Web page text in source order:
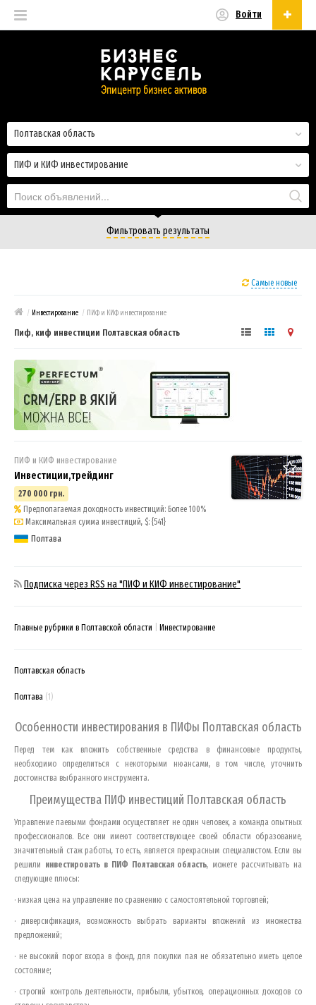
Войти
ПИФ и КИФ инвестирование
Полтавская область
Фильтровать результаты
Самые новые
/ Инвестирование / ПИФ и КИФ инвестирование
Пиф, киф инвестиции Полтавская область
ПИФ и КИФ инвестирование
Инвестиции,трейдинг
270 000 грн.
Предполагаемая доходность инвестиций: Более 100%
Максимальная сумма инвестиций, $: {541}
Полтава
Подписка через RSS на "ПИФ и КИФ инвестирование"
Главные рубрики в Полтавской области Инвестирование
Полтавская область
Полтава (1)
Особенности инвестирования в ПИФы Полтавская область
Перед тем как вложить собственные средства в финансовые продукты,
необходимо определиться с некоторыми нюансами, в том числе, уточнить
достоинства выбранного инструмента.
Преимущества ПИФ инвестиций Полтавская область
Управление паевыми фондами осуществляет не один человек, а команда опытных
профессионалов. Все они имеют соответствующее своей области образование,
значительный стаж работы, то есть, является прекрасным специалистом. Если вы
решили инвестировать в ПИФ Полтавская область, можете рассчитывать на
следующие плюсы:
· низкая цена на управление по сравнению с самостоятельной торговлей;
· диверсификация, возможность выбрать варианты вложений из множества
предложений;
· не высокий порог входа в фонд, для покупки пая не обязательно иметь целое
состояние;
· строгий контроль деятельности, прибыли, убытков, операционных доходов со